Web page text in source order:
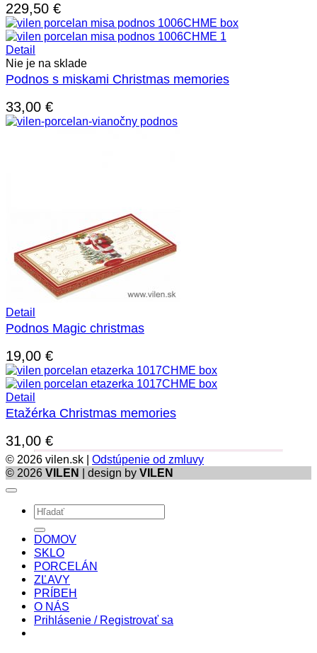
229,50 €
Detail
Nie je na sklade
Podnos s miskami Christmas memories
33,00 €
Detail
Podnos Magic christmas
19,00 €
Detail
Etažérka Christmas memories
31,00 €
© 2026 vilen.sk | Odstúpenie od zmluvy
© 2026 VILEN | design by VILEN
Hľadať:
DOMOV
SKLO
PORCELÁN
ZĽAVY
PRÍBEH
O NÁS
Prihlásenie / Registrovať sa